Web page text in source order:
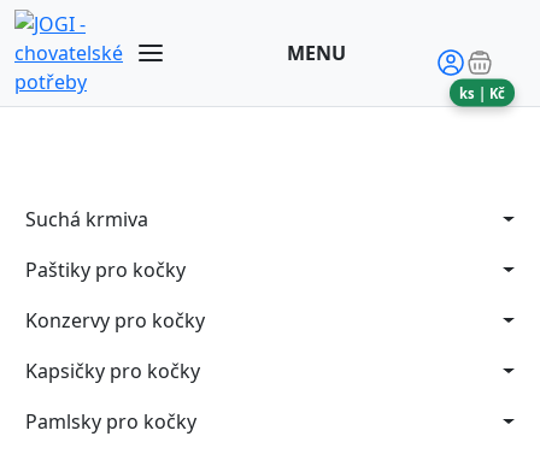
MENU
ks | Kč
Suchá krmiva
Paštiky pro kočky
Konzervy pro kočky
Kapsičky pro kočky
Pamlsky pro kočky